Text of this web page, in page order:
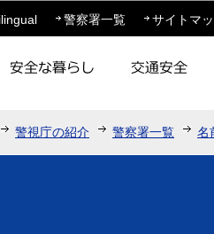
このペー
警察署一覧 サイトマ
警視庁の紹介 警察署一覧 名